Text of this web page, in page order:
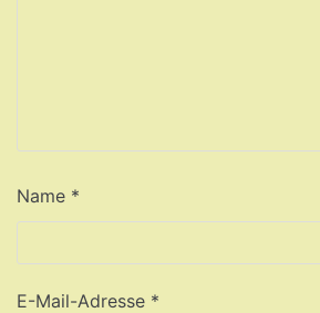
Name *
E-Mail-Adresse *